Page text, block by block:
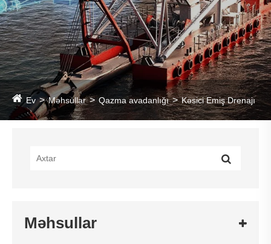
Ev Məhsullar Qazma avadanlığı Kəsici Emiş Drenajı
Məhsullar